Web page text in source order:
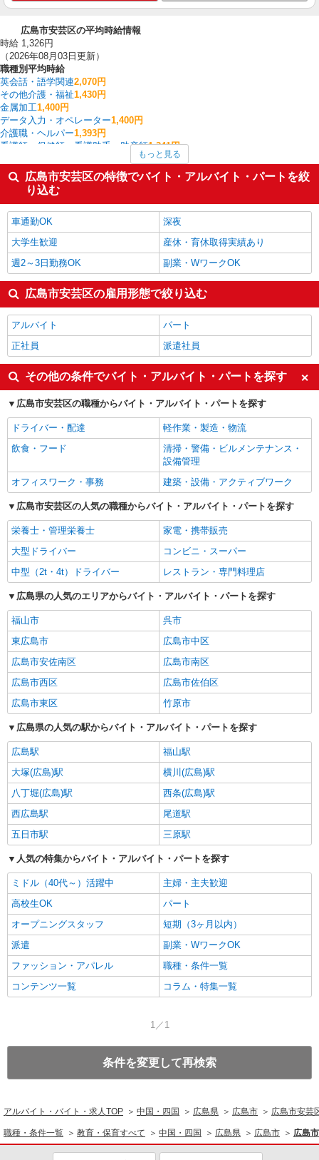
広島市安芸区の平均時給情報
時給 1,326円
（2026年08月03日更新）
職種別平均時給
英会話・語学関連2,070円
その他介護・福祉1,430円
金属加工1,400円
データ入力・オペレーター1,400円
介護職・ヘルパー1,393円
看護師・保健師・看護助手・助産師1,341円
フォークリフト1,325円
一般・営業事務 1,325円
その他軽作業・製造・物流
広島市安芸区の他の職種の平均時給を見る
もっと見る
広島市安芸区の特徴でバイト・アルバイト・パートを絞
り込む
車通勤OK
深夜
大学生歓迎
産休・育休取得実績あり
週2～3日勤務OK
副業・WワークOK
広島市安芸区の雇用形態で絞り込む
アルバイト
パート
正社員
派遣社員
その他の条件でバイト・アルバイト・パートを探す
広島市安芸区の職種からバイト・アルバイト・パートを探す
ドライバー・配達
軽作業・製造・物流
飲食・フード
清掃・警備・ビルメンテナンス・
設備管理
オフィスワーク・事務
建築・設備・アクティブワーク
広島市安芸区の人気の職種からバイト・アルバイト・パートを探す
栄養士・管理栄養士
家電・携帯販売
大型ドライバー
コンビニ・スーパー
中型（2t・4t）ドライバー
レストラン・専門料理店
広島県の人気のエリアからバイト・アルバイト・パートを探す
福山市
呉市
東広島市
広島市中区
広島市安佐南区
広島市南区
広島市西区
広島市佐伯区
広島市東区
竹原市
広島県の人気の駅からバイト・アルバイト・パートを探す
広島駅
福山駅
大塚(広島)駅
横川(広島)駅
八丁堀(広島)駅
西条(広島)駅
西広島駅
尾道駅
五日市駅
三原駅
人気の特集からバイト・アルバイト・パートを探す
ミドル（40代～）活躍中
主婦・主夫歓迎
高校生OK
パート
オープニングスタッフ
短期（3ヶ月以内）
派遣
副業・WワークOK
ファッション・アパレル
職種・条件一覧
コンテンツ一覧
コラム・特集一覧
1／1
条件を変更して再検索
アルバイト・バイト・求人TOP 中国・四国 広島県 広島市 広島市安芸
職種・条件一覧 教育・保育すべて 中国・四国 広島県 広島市 広島